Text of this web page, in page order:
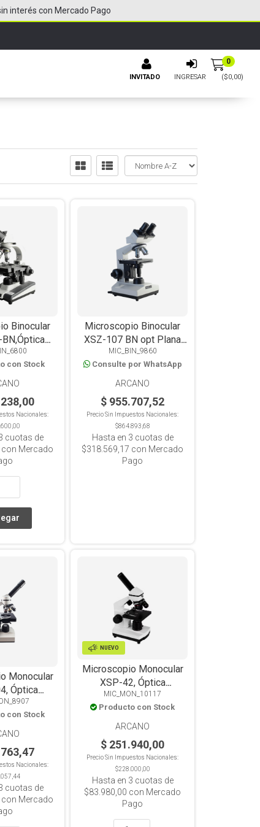
INVITADO INGRESAR
0
($0,00)
interés con Mercado Pago
Binocular
4 Objetivos
LED
con Stock
Nacionales:
cuotas de
con Mercado
Microscopio Binocular
XSZ-107 BN opt Plana
1600x Luz LED
MIC_BIN_9860
Consulte por WhatsApp
ARCANO
$ 955.707,52
Precio Sin Impuestos Nacionales:
$864.893,68
Hasta en 3 cuotas de
$318.569,17 con Mercado
Pago
Monocular
Óptica
4 Objetivos
LED
con Stock
Nacionales:
cuotas de
con Mercado
NUEVO
Microscopio Monocular
XSP-42, Óptica
Acromática, 3 Objetivos
400x, Luz Incidente y
Transmitida.
MIC_MON_10117
Producto con Stock
ARCANO
$ 251.940,00
Precio Sin Impuestos Nacionales:
$228.000,00
Hasta en 3 cuotas de
$83.980,00 con Mercado
Pago